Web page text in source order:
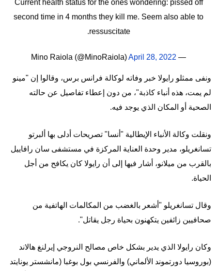
Current health status for the ones wondering: pissed off
second time in 4 months they kill me. Seem also able to
ressuscitate.
— Mino Raiola (@MinoRaiola)
April 28, 2022
ونفى ممثلو رايولا خبر وفاته لوكالة فرانس برس، وقالوا إن "مينو
لم يمت، هذه أنباء كاذبة"، من دون إعطاء تفاصيل عن حالته
الصحية أو المكان الذي يوجد فيه.
ونقلت وكالة الأنباء الإيطالية "أنسا" تصريحات أدلى بها ألبرتو
تسانغريلو، مدير وحدة العناية المركزة في مستشفى سان رافاييل
بالقرب من ميلانو، أشار فيها إلى أن رايولا كان يكافح من أجل
الحياة.
وقال تسانغريلو "أشعر بالغضب من المكالمات الهاتفية من
صحافيين زائفين يتكهنون بحياة رجل يقاتل".
وكان رايولا الذي يدير بشكل خاص مصالح النروجي إيرلنغ هالاند
(بوروسيا دورتموند الألماني) والفرنسي بول بوغبا (مانشستر يونايتد